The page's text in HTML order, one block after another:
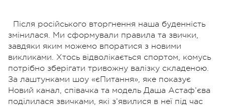
Після російського вторгнення наша буденність
змінилася. Ми сформували правила та звички,
завдяки яким можемо впоратися з новими
викликами. Хтось відволікається спортом, комусь
потрібно зберігати тривожну валізку складеною.
За лаштунками шоу «єПитання», яке показує
Новий канал, співачка та модель Даша Астаф’єва
поділилася звичками, які з’явилися в неї під час